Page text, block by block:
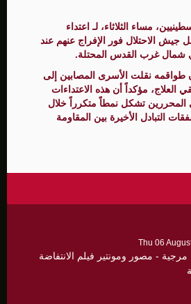
مساء الثلاثاء، لـ اعتداء
جيش الاحتلال فور الإفراج عنهم عند
شمال غرب القدس المحتلة.
طواقمه نقلت الأسرى المصابين إلى
العلاج، مؤكداً أن هذه الاعتداءات
المحررين تشكل نمطاً متكرراً خلال
التبادل الأخيرة بين المقاومة
Thu 06
مرجية - مصور ومونتير فيلم الانتفاضة